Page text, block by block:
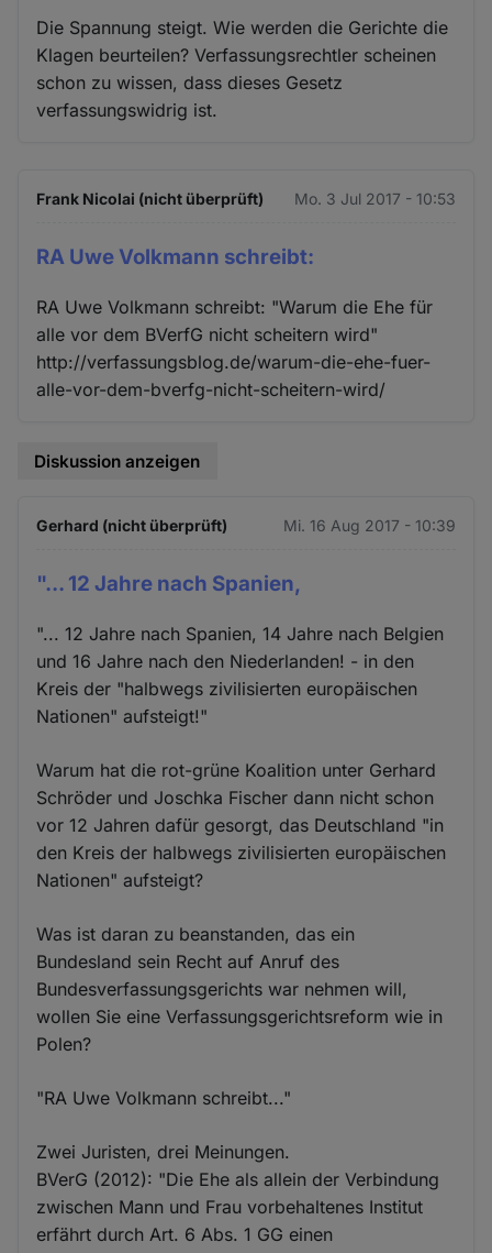
Die Spannung steigt. Wie werden die Gerichte die
Klagen beurteilen? Verfassungsrechtler scheinen
schon zu wissen, dass dieses Gesetz
verfassungswidrig ist.
Frank Nicolai (nicht überprüft) Mo. 3 Jul 2017 - 10:53
RA Uwe Volkmann schreibt:
RA Uwe Volkmann schreibt: "Warum die Ehe für
alle vor dem BVerfG nicht scheitern wird"
http://verfassungsblog.de/warum-die-ehe-fuer-
alle-vor-dem-bverfg-nicht-scheitern-wird/
Diskussion anzeigen
Gerhard (nicht überprüft) Mi. 16 Aug 2017 - 10:39
"... 12 Jahre nach Spanien,
"... 12 Jahre nach Spanien, 14 Jahre nach Belgien
und 16 Jahre nach den Niederlanden! - in den
Kreis der "halbwegs zivilisierten europäischen
Nationen" aufsteigt!"
Warum hat die rot-grüne Koalition unter Gerhard
Schröder und Joschka Fischer dann nicht schon
vor 12 Jahren dafür gesorgt, das Deutschland "in
den Kreis der halbwegs zivilisierten europäischen
Nationen" aufsteigt?
Was ist daran zu beanstanden, das ein
Bundesland sein Recht auf Anruf des
Bundesverfassungsgerichts war nehmen will,
wollen Sie eine Verfassungsgerichtsreform wie in
Polen?
"RA Uwe Volkmann schreibt..."
Zwei Juristen, drei Meinungen.
BVerG (2012): "Die Ehe als allein der Verbindung
zwischen Mann und Frau vorbehaltenes Institut
erfährt durch Art. 6 Abs. 1 GG einen